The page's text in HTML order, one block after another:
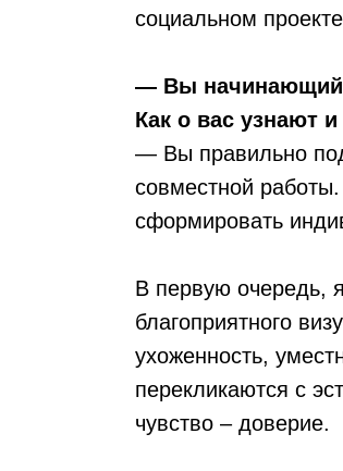
социальном
— Вы начинающий
Как о вас узнают
— Вы правильно
совместной
сформировать
В первую очередь,
благоприятного
ухоженность,
перекликаются с
чувство – доверие.